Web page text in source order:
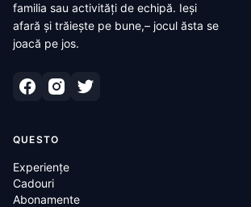
familia sau activități de echipă. Ieși
afară și trăiește pe bune,– jocul ăsta se
joacă pe jos.
QUESTO
Experiențe
Cadouri
Abonamente